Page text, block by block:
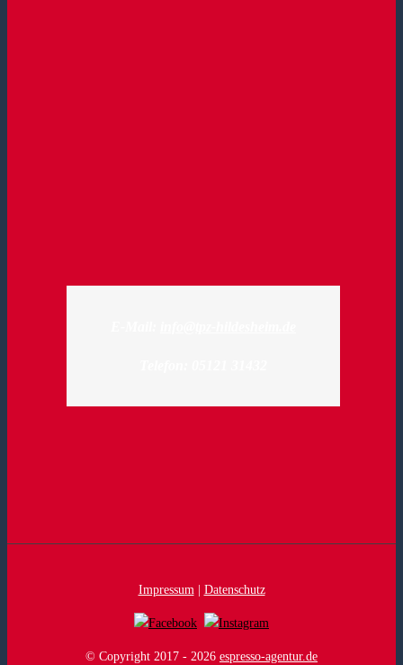
Impressum | Datenschutz
© Copyright 2017 - 2026 espresso-agentur.de